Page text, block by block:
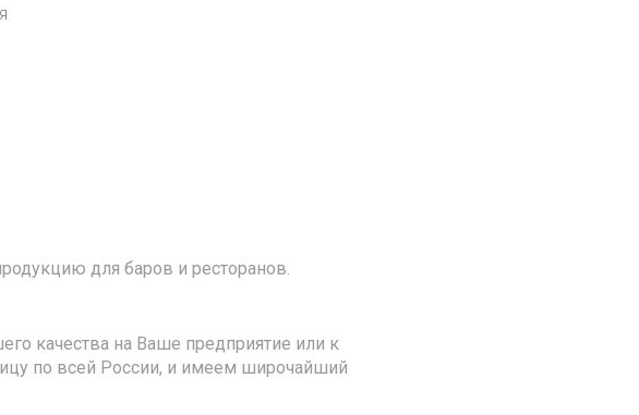
для баров и ресторанов.
качества на Ваше предприятие или к
по всей России, и имеем широчайший